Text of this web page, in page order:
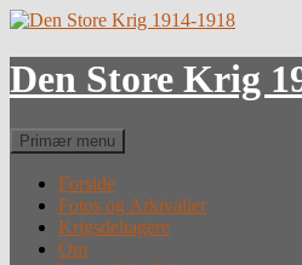
Hop
indhold
Den Store Krig
Søg
Primær menu
Forside
Fotos og Arkivalier
Krigsdeltagere
Om